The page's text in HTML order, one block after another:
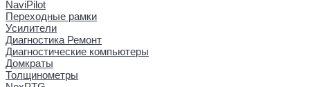
NaviPilot
Переходные рамки
Усилители
Диагностика Ремонт
Диагностические компьютеры
Домкраты
Толщинометры